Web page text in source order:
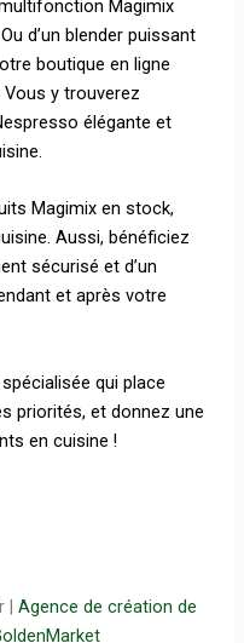
Magimix
d’un blender puissant
boutique en ligne
Vous y trouverez
élégante et
Magimix en stock,
Aussi, bénéficiez
sécurisé et d’un
et après votre
qui place
priorités, et donnez une
en cuisine !
| Agence de création de